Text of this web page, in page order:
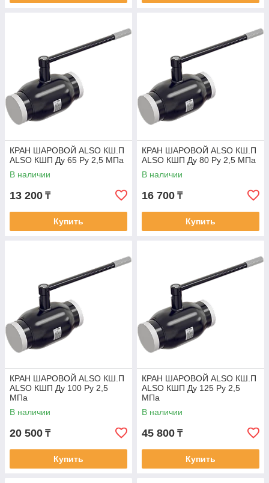
КРАН ШАРОВОЙ ALSO КШ.П
ALSO КШП Ду 65 Ру 2,5 МПа
В наличии
13 200 ₸
Купить
КРАН ШАРОВОЙ ALSO КШ.П
ALSO КШП Ду 80 Ру 2,5 МПа
В наличии
16 700 ₸
Купить
КРАН ШАРОВОЙ ALSO КШ.П
ALSO КШП Ду 100 Ру 2,5
МПа
В наличии
20 500 ₸
Купить
КРАН ШАРОВОЙ ALSO КШ.П
ALSO КШП Ду 125 Ру 2,5
МПа
В наличии
45 800 ₸
Купить